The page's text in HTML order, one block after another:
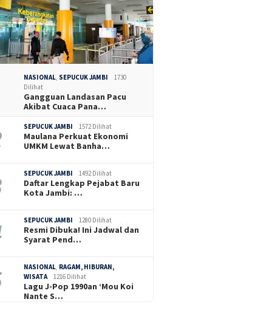
NASIONAL SEPUCUK JAMBI
1730
Dilihat
Gangguan Landasan Pacu
Akibat Cuaca Pana…
SEPUCUK JAMBI 1572 Dilihat
Maulana Perkuat Ekonomi
UMKM Lewat Banha…
SEPUCUK JAMBI 1492 Dilihat
Daftar Lengkap Pejabat Baru
Kota Jambi: …
SEPUCUK JAMBI 1280 Dilihat
Resmi Dibuka! Ini Jadwal dan
Syarat Pend…
NASIONAL RAGAM, HIBURAN,
WISATA
1216 Dilihat
Lagu J-Pop 1990an ‘Mou Koi
Nante S…